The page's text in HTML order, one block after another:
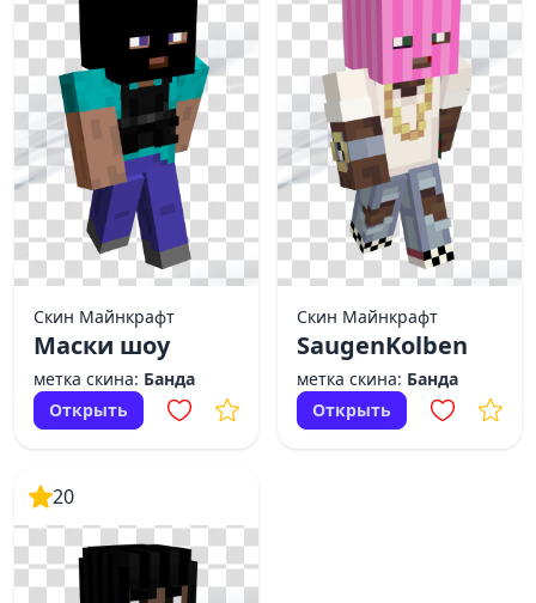
Скин Майнкрафт
Маски шоу
метка скина: Банда
Открыть
Скин Майнкрафт
SaugenKolben
метка скина: Банда
Открыть
20